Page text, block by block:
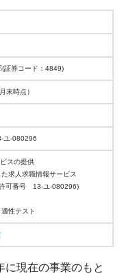
(証券コード：4849)
末時点）
ユ-080296
スの提供
求人求職情報サービス
可番号 13-ユ-080296)
性テスト
現在の事業のもと